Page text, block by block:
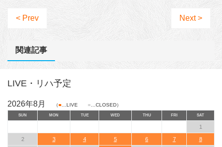
< Prev Next >
関連記事
LIVE・リハ予定
2026年8月 （■ …LIVE ■ …CLOSED）
SUN MON TUE WED THU FRI SAT
1
2 3 4 5 6 7 8